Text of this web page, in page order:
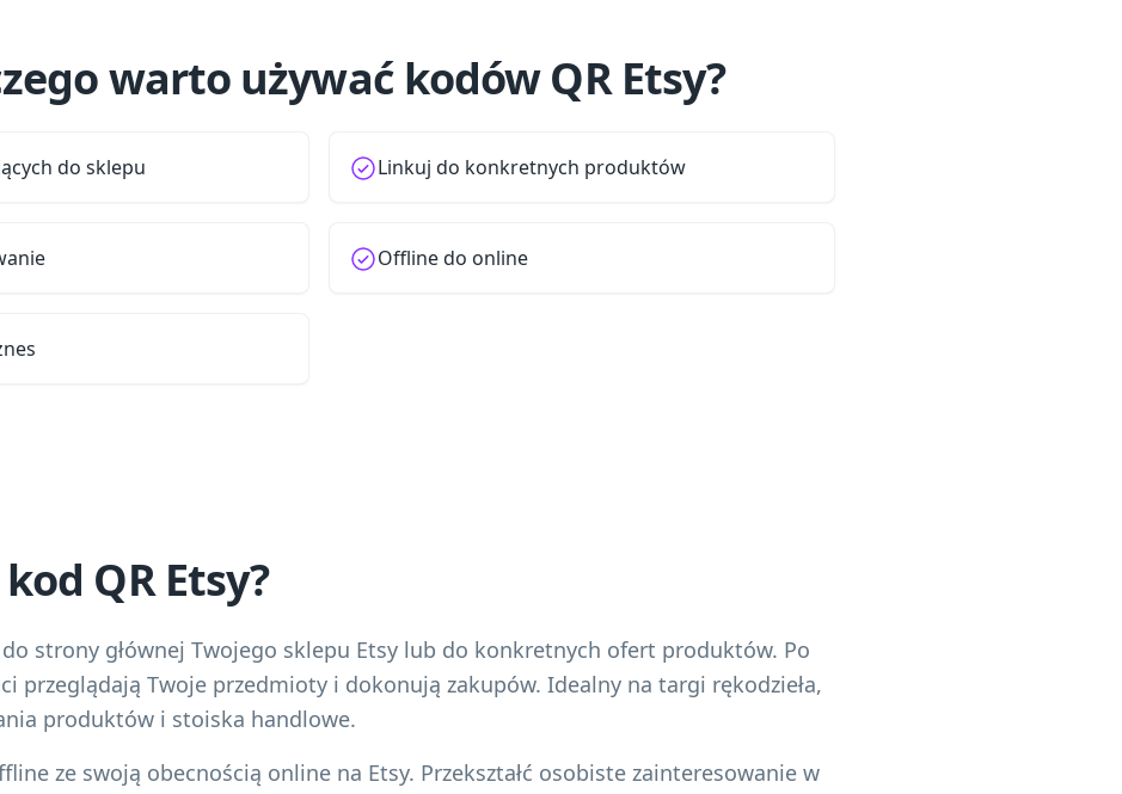
warto używać kodów QR Etsy?
do sklepu Linkuj do konkretnych produktów
Offline do online
QR Etsy?
strony głównej Twojego sklepu Etsy lub do konkretnych ofert produktów. Po
przeglądają Twoje przedmioty i dokonują zakupów. Idealny na targi rękodzieła,
produktów i stoiska handlowe.
ze swoją obecnością online na Etsy. Przekształć osobiste zainteresowanie w